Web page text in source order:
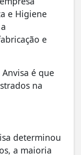
e Higiene
e
é que
na
determinou
a maioria